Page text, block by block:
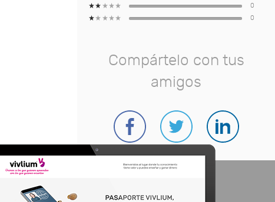
0
0
Compártelo con tus
amigos